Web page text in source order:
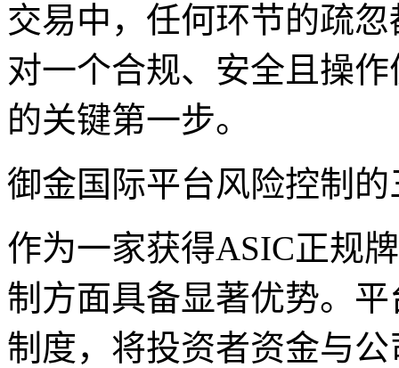
交易中，任何环节的疏
对一个合规、安全且操
的关键第一步。
御金国际平台风险控制
作为一家获得ASIC正规
制方面具备显著优势。
制度，将投资者资金与